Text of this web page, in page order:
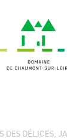
DES DÉLICES,